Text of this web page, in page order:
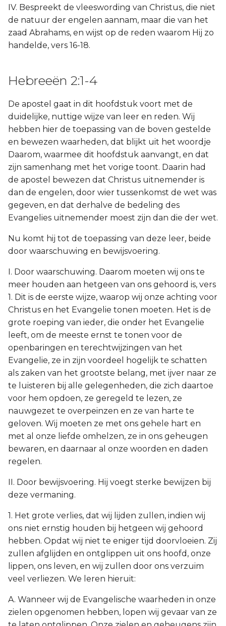
IV. Bespreekt de vleeswording van Christus, die niet
de natuur der engelen aannam, maar die van het
zaad Abrahams, en wijst op de reden waarom Hij zo
handelde, vers 16-18.
Hebreeën 2:1-4
De apostel gaat in dit hoofdstuk voort met de
duidelijke, nuttige wijze van leer en reden. Wij
hebben hier de toepassing van de boven gestelde
en bewezen waarheden, dat blijkt uit het woordje
Daarom, waarmee dit hoofdstuk aanvangt, en dat
zijn samenhang met het vorige toont. Daarin had
de apostel bewezen dat Christus uitnemender is
dan de engelen, door wier tussenkomst de wet was
gegeven, en dat derhalve de bedeling des
Evangelies uitnemender moest zijn dan die der wet.
Nu komt hij tot de toepassing van deze leer, beide
door waarschuwing en bewijsvoering.
I. Door waarschuwing. Daarom moeten wij ons te
meer houden aan hetgeen van ons gehoord is, vers
1. Dit is de eerste wijze, waarop wij onze achting voor
Christus en het Evangelie tonen moeten. Het is de
grote roeping van ieder, die onder het Evangelie
leeft, om de meeste ernst te tonen voor de
openbaringen en terechtwijzingen van het
Evangelie, ze in zijn voordeel hogelijk te schatten
als zaken van het grootste belang, met ijver naar ze
te luisteren bij alle gelegenheden, die zich daartoe
voor hem opdoen, ze geregeld te lezen, ze
nauwgezet te overpeinzen en ze van harte te
geloven. Wij moeten ze met ons gehele hart en
met al onze liefde omhelzen, ze in ons geheugen
bewaren, en daarnaar al onze woorden en daden
regelen.
II. Door bewijsvoering. Hij voegt sterke bewijzen bij
deze vermaning.
1. Het grote verlies, dat wij lijden zullen, indien wij
ons niet ernstig houden bij hetgeen wij gehoord
hebben. Opdat wij niet te eniger tijd doorvloeien. Zij
zullen afglijden en ontglippen uit ons hoofd, onze
lippen, ons leven, en wij zullen door ons verzuim
veel verliezen. We leren hieruit:
A. Wanneer wij de Evangelische waarheden in onze
zielen opgenomen hebben, lopen wij gevaar van ze